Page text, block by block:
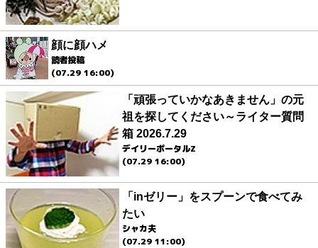
顔に顔ハメ
読者投稿
(07.29 16:00)
「頑張っていかなあきません」の元
祖を探してください～ライター質問
箱 2026.7.29
デイリーポータルZ
(07.29 16:00)
「inゼリー」をスプーンで食べてみ
たい
シャカ夫
(07.29 11:00)